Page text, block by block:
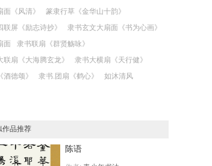
面《风清》
篆隶行草《金华山十韵》
联屏《励志诗抄》
隶书玄文大扇面《书为心画》
面
隶书联扇《群贤觞咏》
联扇《大海腾玄龙》
隶书大横扇《天行健》
酒德颂》
隶书.团扇《鹤心》 如沐清风
作品推荐
陈语